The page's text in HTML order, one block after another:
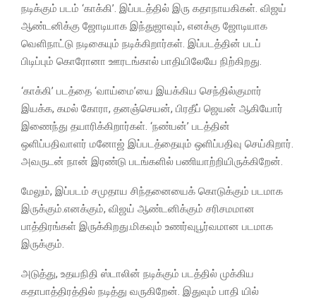
நடிக்கும் படம் ‘காக்கி’. இப்படத்தில் இரு கதாநாயகிகள். விஜய்
ஆண்டனிக்கு ஜோடியாக இந்துஜாவும், எனக்கு ஜோடியாக
வெளிநாட்டு நடிகையும் நடிக்கிறார்கள். இப்படத்தின் படப்
பிடிப்பும் கொரோனா ஊரடங்கால் பாதியிலேயே நிற்கிறது.
‘காக்கி’ படத்தை ‘வாய்மை’யை இயக்கிய செந்தில்குமார்
இயக்க, கமல் கோரா, தனஞ்செயன், பிரதீப் ஜெயன் ஆகியோர்
இணைந்து தயாரிக்கிறார்கள். ‘நண்பன்’ படத்தின்
ஒளிப்பதிவாளர் மனோஜ் இப்படத்தையும் ஒளிப்பதிவு செய்கிறார்.
அவருடன் நான் இரண்டு படங்களில் பணியாற்றியிருக்கிறேன்.
மேலும், இப்படம் சமுதாய சிந்தனையைக் கொடுக்கும் படமாக
இருக்கும்.எனக்கும், விஜய் ஆண்டனிக்கும் சரிசமமான
பாத்திரங்கள் இருக்கிறது.மிகவும் உணர்வுபூர்வமான படமாக
இருக்கும்.
அடுத்து, உதயநிதி ஸ்டாலின் நடிக்கும் படத்தில் முக்கிய
கதாபாத்திரத்தில் நடித்து வருகிறேன். இதுவும் பாதி யில்